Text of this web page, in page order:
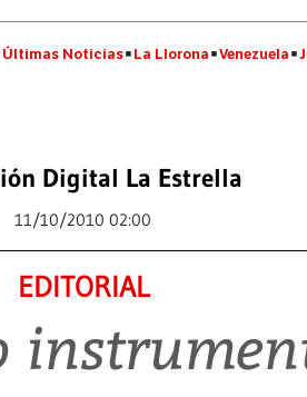
Últimas Noticias La Llorona Venezuela
Digital La Estrella
11/10/2010 02:00
EDITORIAL